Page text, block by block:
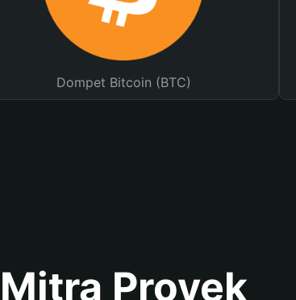
Dompet Bitcoin (BTC)
Mitra Proyek